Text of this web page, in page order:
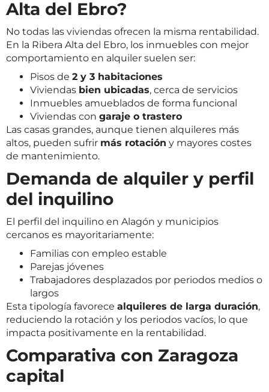
Alta del Ebro?
No todas las viviendas ofrecen la misma rentabilidad.
En la Ribera Alta del Ebro, los inmuebles con mejor
comportamiento en alquiler suelen ser:
Pisos de 2 y 3 habitaciones
Viviendas bien ubicadas, cerca de servicios
Inmuebles amueblados de forma funcional
Viviendas con garaje o trastero
Las casas grandes, aunque tienen alquileres más
altos, pueden sufrir más rotación y mayores costes
de mantenimiento.
Demanda de alquiler y perfil
del inquilino
El perfil del inquilino en Alagón y municipios
cercanos es mayoritariamente:
Familias con empleo estable
Parejas jóvenes
Trabajadores desplazados por periodos medios o
largos
Esta tipología favorece alquileres de larga duración,
reduciendo la rotación y los periodos vacíos, lo que
impacta positivamente en la rentabilidad.
Comparativa con Zaragoza
capital